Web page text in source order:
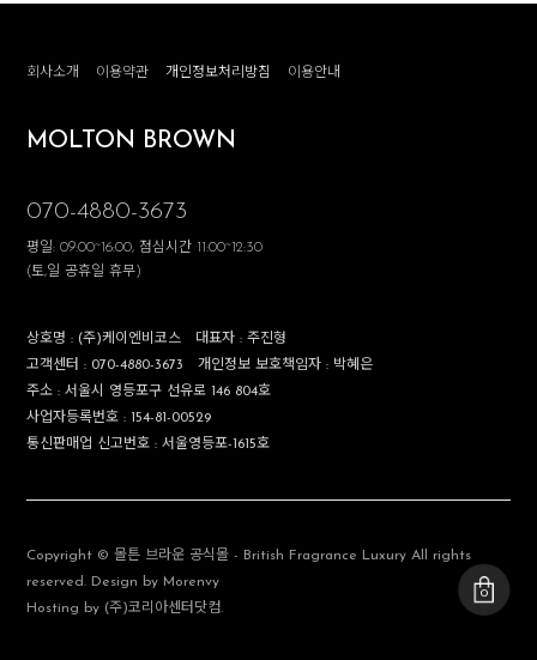
0
회사소개 이용약관 개인정보처리방침 이용안내
MOLTON BROWN
070-4880-3673
평일: 09:00~16:00, 점심시간 11:00~12:30
(토,일 공휴일 휴무)
상호명 :(주)케이엔비코스 대표자 :주진형
고객센터 : 070-4880-3673 개인정보 보호책임자 : 박혜은
주소 :서울시 영등포구 선유로 146 804호
사업자등록번호 : 154-81-00529
통신판매업 신고번호 :서울영등포-1615호
Copyright © 몰튼 브라운 공식몰 - British Fragrance Luxury All rights
reserved. Design by Morenvy
Hosting by (주)코리아센터닷컴.